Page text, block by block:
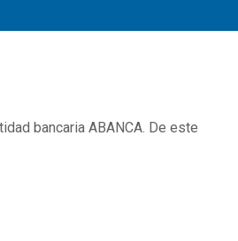
bancaria ABANCA. De este